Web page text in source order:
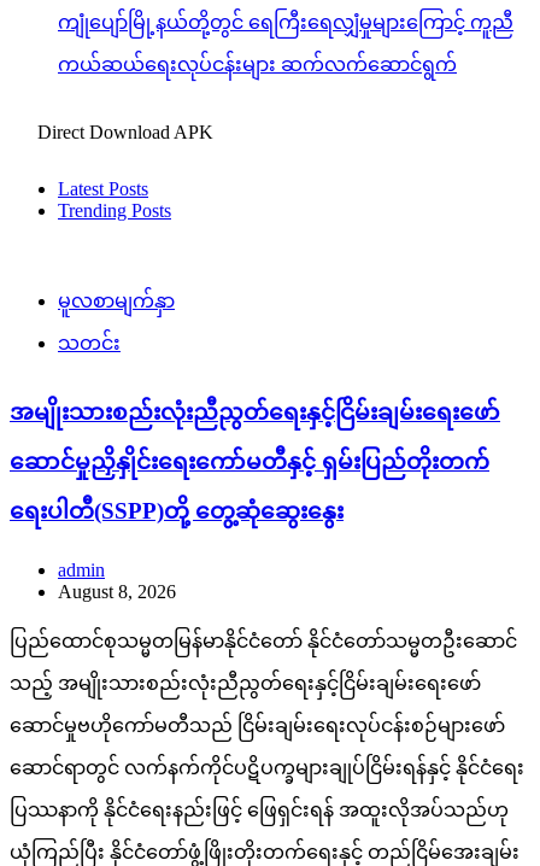
ကျုံပျော်မြို့နယ်တို့တွင် ရေကြီးရေလျှံမှုများကြောင့် ကူညီ
ကယ်ဆယ်ရေးလုပ်ငန်းများ ဆက်လက်ဆောင်ရွက်
Direct Download APK
Latest Posts
Trending Posts
မူလစာမျက်နှာ
သတင်း
အမျိုးသားစည်းလုံးညီညွတ်ရေးနှင့်ငြိမ်းချမ်းရေးဖော်
ဆောင်မှုညှိနှိုင်းရေးကော်မတီနှင့် ရှမ်းပြည်တိုးတက်
ရေးပါတီ(SSPP)တို့ တွေ့ဆုံဆွေးနွေး
admin
August 8, 2026
ပြည်ထောင်စုသမ္မတမြန်မာနိုင်ငံတော် နိုင်ငံတော်သမ္မတဦးဆောင်
သည့် အမျိုးသားစည်းလုံးညီညွတ်ရေးနှင့်ငြိမ်းချမ်းရေးဖော်
ဆောင်မှုဗဟိုကော်မတီသည် ငြိမ်းချမ်းရေးလုပ်ငန်းစဉ်များဖော်
ဆောင်ရာတွင် လက်နက်ကိုင်ပဋိပက္ခများချုပ်ငြိမ်းရန်နှင့် နိုင်ငံရေး
ပြဿနာကို နိုင်ငံရေးနည်းဖြင့် ဖြေရှင်းရန် အထူးလိုအပ်သည်ဟု
ယုံကြည်ပြီး နိုင်ငံတော်ဖွံ့ဖြိုးတိုးတက်ရေးနှင့် တည်ငြိမ်အေးချမ်း